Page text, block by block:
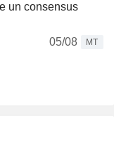
un consensus
05/08
MT